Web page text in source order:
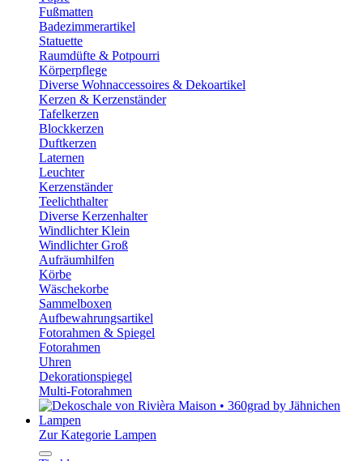
Fußmatten
Badezimmerartikel
Statuette
Raumdüfte & Potpourri
Körperpflege
Diverse Wohnaccessoires & Dekoartikel
Kerzen & Kerzenständer
Tafelkerzen
Blockkerzen
Duftkerzen
Laternen
Leuchter
Kerzenständer
Teelichthalter
Diverse Kerzenhalter
Windlichter Klein
Windlichter Groß
Aufräumhilfen
Körbe
Wäschekorbe
Sammelboxen
Aufbewahrungsartikel
Fotorahmen & Spiegel
Fotorahmen
Uhren
Dekorationspiegel
Multi-Fotorahmen
Lampen
Zur Kategorie Lampen